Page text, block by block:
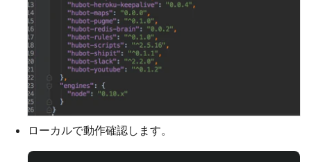
ローカルで動作確認します。